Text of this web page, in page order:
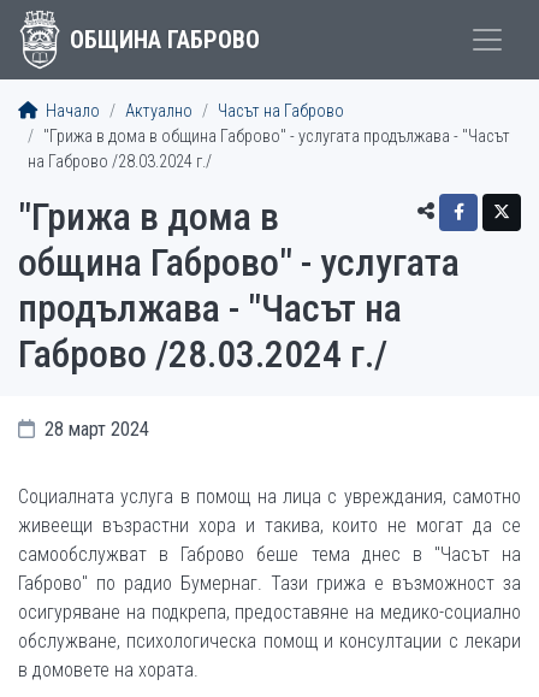
ОБЩИНА ГАБРОВО
Начало Актуално
Часът на Габрово
"Грижа в дома в община Габрово" - услугата продължава - "Часът
на Габрово /28.03.2024 г./
"Грижа в дома в
община Габрово" - услугата
продължава - "Часът на
Габрово /28.03.2024 г./
28 март 2024
Социалната услуга в помощ на лица с увреждания, самотно
живеещи възрастни хора и такива, които не могат да се
самообслужват в Габрово беше тема днес в "Часът на
Габрово" по радио Бумернаг. Тази грижа е възможност за
осигуряване на подкрепа, предоставяне на медико-социално
обслужване, психологическа помощ и консултации с лекари
в домовете на хората.